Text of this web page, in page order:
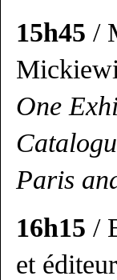
15h45 /
One
Paris
16h15 /
et